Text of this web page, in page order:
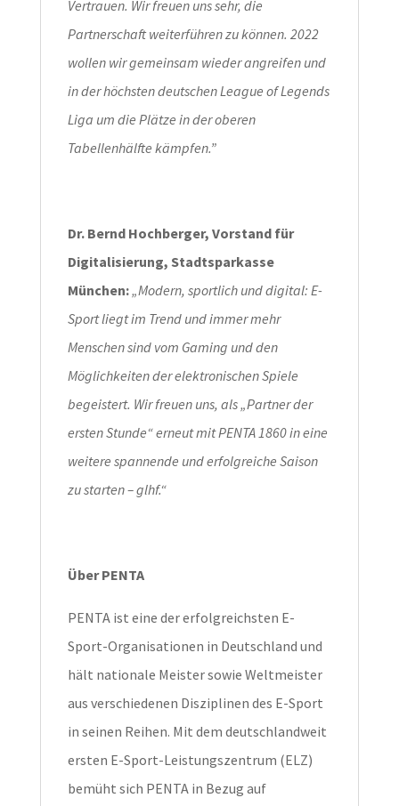
Vertrauen. Wir freuen uns sehr, die
Partnerschaft weiterführen zu können. 2022
wollen wir gemeinsam wieder angreifen und
in der höchsten deutschen League of Legends
Liga um die Plätze in der oberen
Tabellenhälfte kämpfen.”
Dr. Bernd Hochberger, Vorstand für
Digitalisierung, Stadtsparkasse
München:„Modern, sportlich und digital: E-
Sport liegt im Trend und immer mehr
Menschen sind vom Gaming und den
Möglichkeiten der elektronischen Spiele
begeistert. Wir freuen uns, als „Partner der
ersten Stunde“ erneut mit PENTA 1860 in eine
weitere spannende und erfolgreiche Saison
zu starten – glhf.“
Über PENTA
PENTA ist eine der erfolgreichsten E-
Sport-Organisationen in Deutschland und
hält nationale Meister sowie Weltmeister
aus verschiedenen Disziplinen des E-Sport
in seinen Reihen. Mit dem deutschlandweit
ersten E-Sport-Leistungszentrum (ELZ)
bemüht sich PENTA in Bezug auf